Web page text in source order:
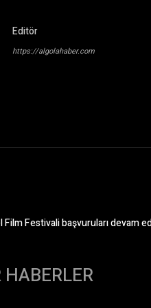
Editör
https://algolahaber.com
Film Festivali başvuruları devam